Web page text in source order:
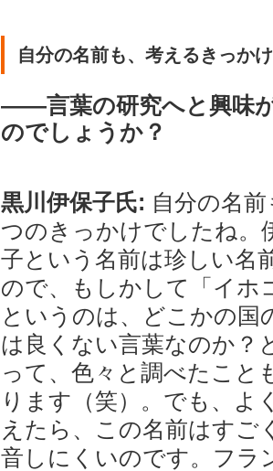
自分の名前も、考えるきっかけ
――言葉の研究へと興味
のでしょうか？
黒川伊保子氏: 自分の名前
つのきっかけでしたね。
子という名前は珍しい名
ので、もしかして「イホ
というのは、どこかの国
は良くない言葉なのか？
って、色々と調べたこと
ります（笑）。でも、よ
えたら、この名前はすご
音しにくいのです。フラ